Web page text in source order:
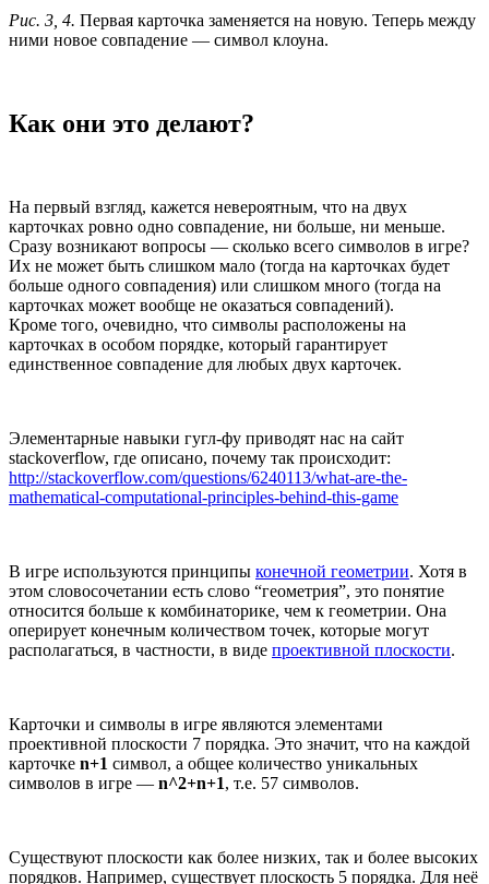
Рис. 3, 4. Первая карточка заменяется на новую. Теперь между
ними новое совпадение — символ клоуна.
Как они это делают?
На первый взгляд, кажется невероятным, что на двух
карточках ровно одно совпадение, ни больше, ни меньше.
Сразу возникают вопросы — сколько всего символов в игре?
Их не может быть слишком мало (тогда на карточках будет
больше одного совпадения) или слишком много (тогда на
карточках может вообще не оказаться совпадений).
Кроме того, очевидно, что символы расположены на
карточках в особом порядке, который гарантирует
единственное совпадение для любых двух карточек.
Элементарные навыки гугл-фу приводят нас на сайт
stackoverflow, где описано, почему так происходит:
http://stackoverflow.com/questions/6240113/what-are-the-
mathematical-computational-principles-behind-this-game
В игре используются принципы конечной геометрии. Хотя в
этом словосочетании есть слово “геометрия”, это понятие
относится больше к комбинаторике, чем к геометрии. Она
оперирует конечным количеством точек, которые могут
располагаться, в частности, в виде проективной плоскости.
Карточки и символы в игре являются элементами
проективной плоскости 7 порядка. Это значит, что на каждой
карточке n+1 символ, а общее количество уникальных
символов в игре — n^2+n+1, т.е. 57 символов.
Существуют плоскости как более низких, так и более высоких
порядков. Например, существует плоскость 5 порядка. Для неё